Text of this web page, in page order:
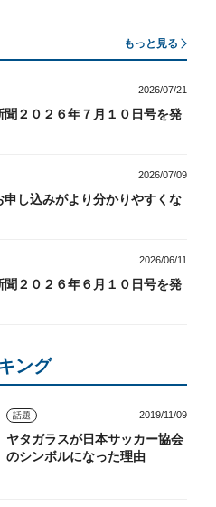
もっと見る
2026/07/21
聞２０２６年７月１０日号を発
2026/07/09
申し込みがより分かりやすくな
2026/06/11
聞２０２６年６月１０日号を発
ング
話題 2019/11/09
ヤタガラスが日本サッカー協会
のシンボルになった理由